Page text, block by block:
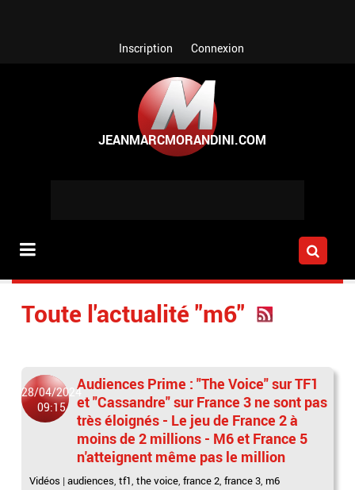
Inscription Connexion
Toute l'actualité "m6"
28/04/2024
09:15
Audiences Prime : "The Voice" sur TF1
et "Cassandre" sur France 3 ne sont pas
très éloignés - Le jeu de France 2 à
moins de 2 millions - M6 et France 5
n'atteignent même pas le million
Vidéos |audiences,tf1,the voice,france 2,france 3, m6